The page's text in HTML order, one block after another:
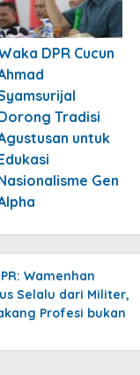
DPR Cucun
Tradisi
untuk
Gen
Wamenhan
Selalu dari Militer,
Profesi bukan